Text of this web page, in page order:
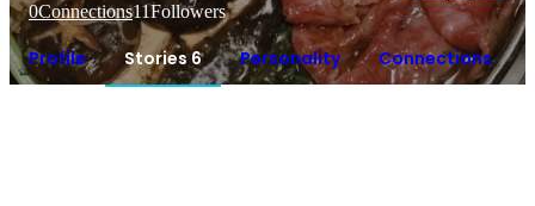
0Connections11Followers
Profile Stories 6 Personality Connections